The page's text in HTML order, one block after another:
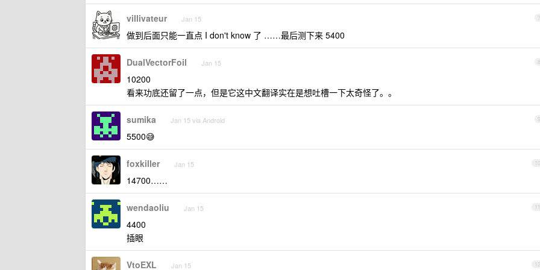
7
villivateur Jan 15
做到后面只能一直点 I don't know 了 ……最后测下来 5400
8
DualVectorFoil Jan 15
10200
看来功底还留了一点，但是它这中文翻译实在是想吐槽一下太奇怪了。。
9
sumika Jan 15 via Android
5500😅
10
foxkiller Jan 15
14700……
11
wendaoliu Jan 15
4400
插眼
12
VtoEXL Jan 15